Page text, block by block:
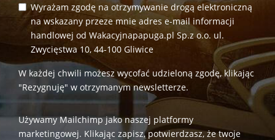
Wyrażam zgodę na otrzymywanie drogą elektroniczną
na wskazany przeze mnie adres e-mail informacji
handlowej od Wakacyjnapapuga.pl Sp.z o.o. ul.
Zwycięstwa 10, 44-100 Gliwice
W każdej chwili możesz wycofać udzieloną zgodę, klikając
"Rezygnuję" w otrzymanym newsletterze.
Używamy Mailchimp jako naszej platformy
marketingowej. Klikając zapisz, potwierdzasz, że twoje